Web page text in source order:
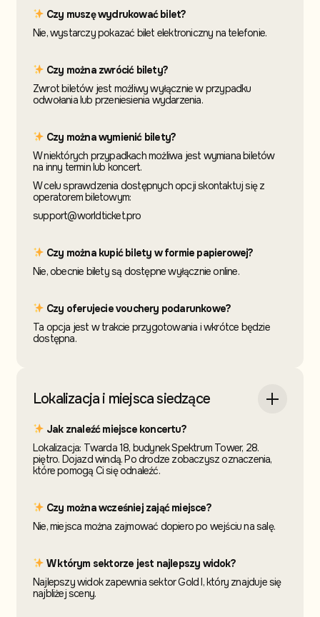
Czy muszę wydrukować bilet?
Nie, wystarczy pokazać bilet elektroniczny na telefonie.
Czy można zwrócić bilety?
Zwrot biletów jest możliwy wyłącznie w przypadku
odwołania lub przeniesienia wydarzenia.
Czy można wymienić bilety?
W niektórych przypadkach możliwa jest wymiana biletów
na inny terminlub koncert.
W celu sprawdzenia dostępnych opcji skontaktujsię z
operatorem biletowym:
support@worldticket.pro
Czy można kupić bilety w formie papierowej?
Nie, obecnie bilety są dostępne wyłącznie online.
Czy oferujecie vouchery podarunkowe?
Ta opcja jest w trakcie przygotowania i wkrótce będzie
dostępna.
Lokalizacja i miejsca siedzące
Jak znaleźć miejsce koncertu?
Lokalizacja: Twarda 18, budynek Spektrum Tower, 28.
piętro. Dojazd windą. Po drodze zobaczysz oznaczenia,
które pomogą Ci się odnaleźć.
Czy można wcześniej zająć miejsce?
Nie, miejsca można zajmować dopiero po wejściu na salę.
W którym sektorze jest najlepszy widok?
Najlepszy widok zapewnia sektor Gold I, który znajduje się
najbliżej sceny.